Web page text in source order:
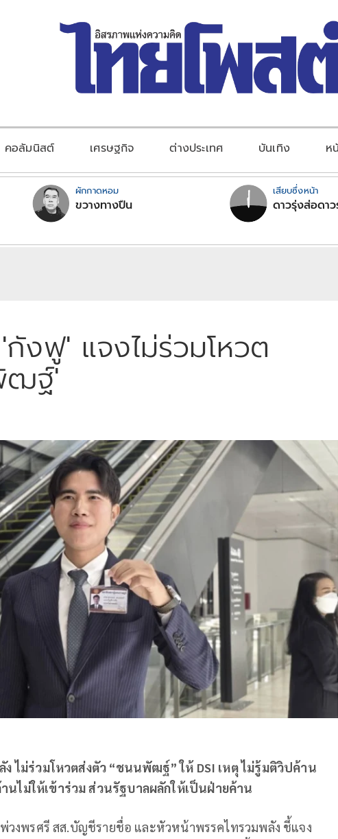
คอลัมนิสต์ เศรษฐกิจ ต่างประเทศ บันเทิง ห
ผักกาดหอม
ขวางทางปืน
เสียบซึ่งหน้า
ดาวรุ่งส่อดา
กังฟู' แจงไม่ร่วมโหวต
ฒฐ์'
ง ไม่ร่วมโหวตส่งตัว “ชนนพัฒฐ์” ให้ DSI เหตุ ไม่รู้มติวิปค้าน
นไม่ให้เข้าร่วม ส่วนรัฐบาลผลักให้เป็นฝ่ายค้าน
วงพรศรี สส.บัญชีรายชื่อ และหัวหน้าพรรคไทรวมพลัง ชี้แจง